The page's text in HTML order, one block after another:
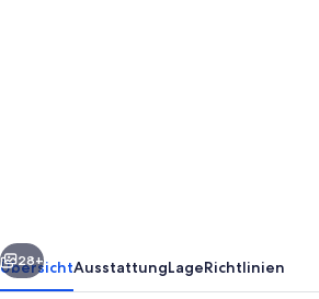
Weiter
28+
ÜbersichtAusstattungLageRichtlinien